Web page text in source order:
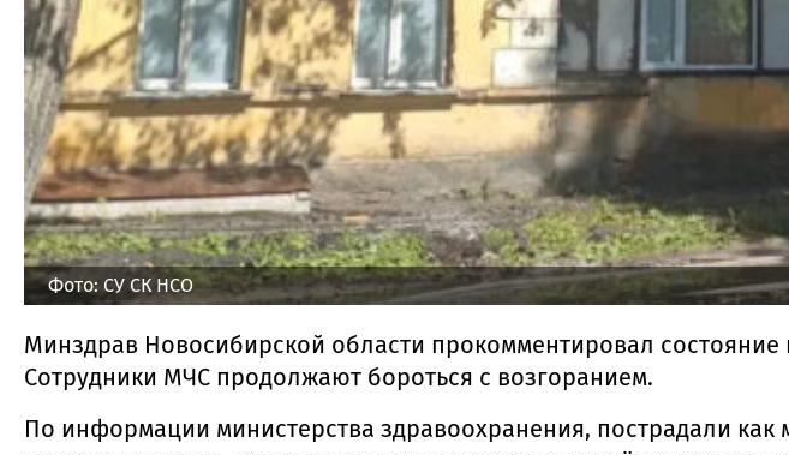
Фото: СУ СК НСО
Минздрав Новосибирской области прокомментировал
Сотрудники МЧС продолжают бороться с возгоранием.
По информации министерства здравоохранения, пострадали